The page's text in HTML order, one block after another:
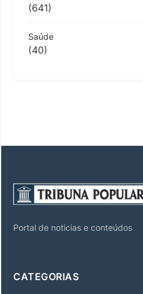
(641)
Saúde
(40)
Portal de noticias e conteúdos
CATEGORIAS